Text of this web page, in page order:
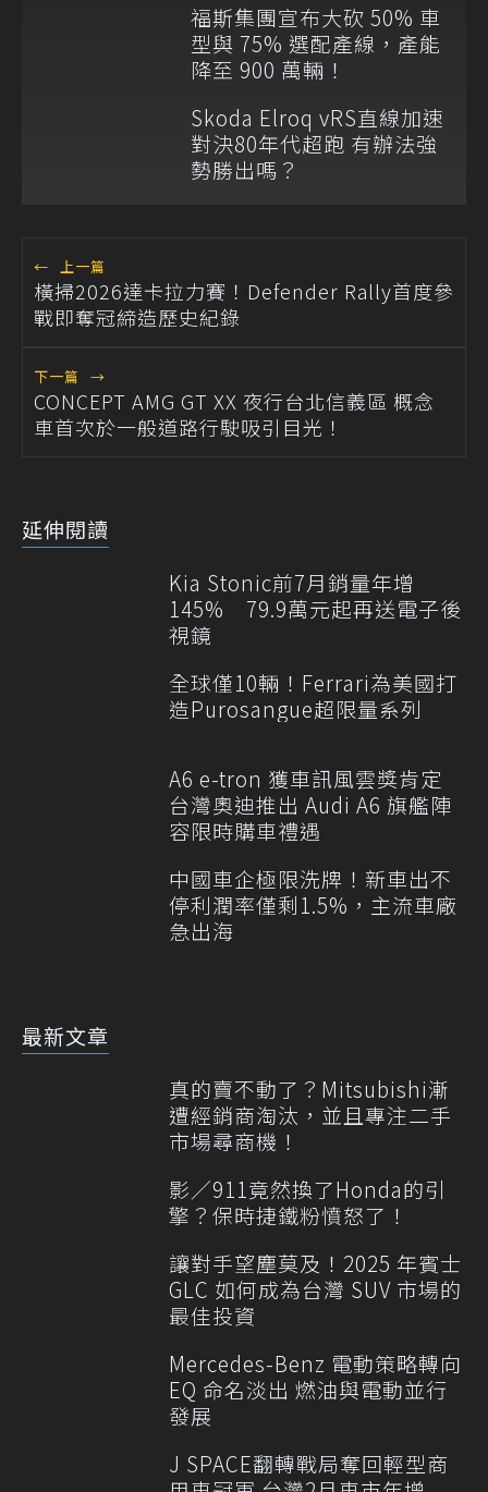
福斯集團宣布大砍 50% 車
型與 75% 選配產線，產能
降至 900 萬輛！
Skoda Elroq vRS直線加速
對決80年代超跑 有辦法強
勢勝出嗎？
← 上一篇
橫掃2026達卡拉力賽！Defender Rally首度參
戰即奪冠締造歷史紀錄
下一篇 →
CONCEPT AMG GT XX 夜行台北信義區 概念
車首次於一般道路行駛吸引目光！
延伸閱讀
Kia Stonic前7月銷量年增
145% 79.9萬元起再送電子後
視鏡
全球僅10輛！Ferrari為美國打
造Purosangue超限量系列
A6 e-tron 獲車訊風雲獎肯定
台灣奧迪推出 Audi A6 旗艦陣
容限時購車禮遇
中國車企極限洗牌！新車出不
停利潤率僅剩1.5%，主流車廠
急出海
最新文章
真的賣不動了？Mitsubishi漸
遭經銷商淘汰，並且專注二手
市場尋商機！
影／911竟然換了Honda的引
擎？保時捷鐵粉憤怒了！
讓對手望塵莫及！2025 年賓士
GLC 如何成為台灣 SUV 市場的
最佳投資
Mercedes-Benz 電動策略轉向
EQ 命名淡出 燃油與電動並行
發展
J SPACE翻轉戰局奪回輕型商